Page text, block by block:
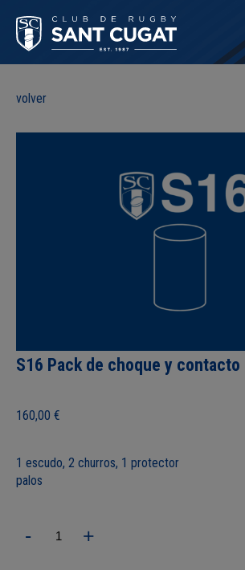
volver
S16 Pack de choque y contacto
160,00 €
1 escudo, 2 churros, 1 protector
palos
-
Pack
+